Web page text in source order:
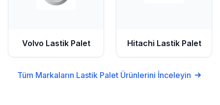
Volvo Lastik Palet Hitachi Lastik Palet
Tüm Markaların Lastik Palet Ürünlerini İnceleyin